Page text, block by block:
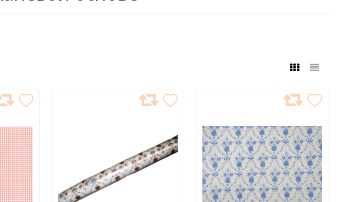
ИЗБРАННОЕ